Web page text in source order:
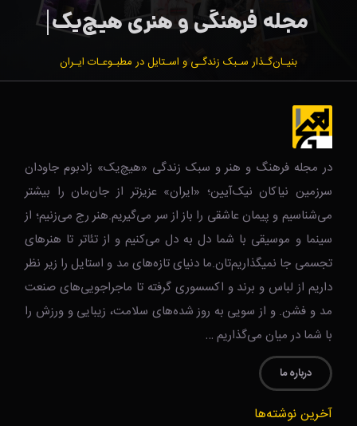
بنیـان‌گـذار سـبک زندگـی و اسـتایل در مطبـوعـات ایـران
در مجله فرهنگ و هنر و سبک زندگی‌ «هیچ‌یک» زادبوم جاودان
سرزمین نیاکان نیک‌‌‌آیین؛ «ایران» عزیزتر از جان‌مان را بیشتر
می‌شناسیم و پیمان عاشقی را باز از سر می‌گیریم.هنر رج می‌زنیم؛ از
سینما و موسیقی با شما دل به دل می‌کنیم و از تئاتر تا هنرهای
تجسمی جا نمیگذاریم‌تان.ما دنیای تازه‌های مد و استایل را زیر نظر
داریم از لباس و برند و اکسسوری گرفته تا ماجراجویی‌های صنعت
مد و فشن. و از سویی به روز شده‌های سلامت، زیبایی و ورزش را
با شما در میان می‌گذاریم …
درباره ما
آخرین نوشته‌ها